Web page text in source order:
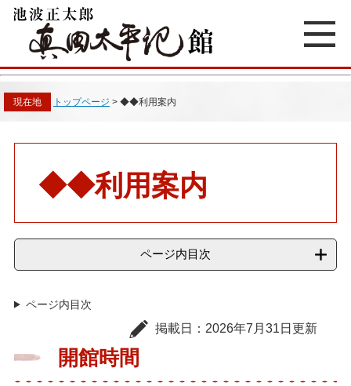
先
頭
を
飛
現在地 トップページ > ◆◆利用案内
◆◆利用案内
ページ内目次
ページ内目次
掲載日：2026年7月31日更新
開館時間